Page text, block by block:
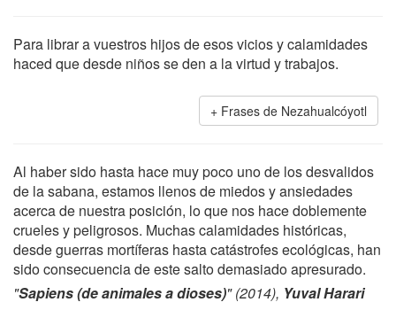
Para librar a vuestros hijos de esos vicios y calamidades
haced que desde niños se den a la virtud y trabajos.
Frases de Nezahualcóyotl
Al haber sido hasta hace muy poco uno de los desvalidos
de la sabana, estamos llenos de miedos y ansiedades
acerca de nuestra posición, lo que nos hace doblemente
crueles y peligrosos. Muchas calamidades históricas,
desde guerras mortíferas hasta catástrofes ecológicas, han
sido consecuencia de este salto demasiado apresurado.
"Sapiens (de animales a dioses)" (2014), Yuval Harari